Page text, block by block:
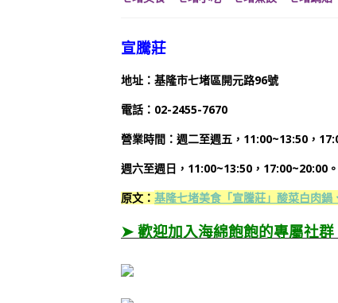
宣騰莊
地址：基隆市七堵區開元路96號
電話：02-2455-7670
營業時間：週二至週五，11:00~13:50，
週六至週日，11:00~13:50，17:00~20:00
原文： 基隆七堵美食「宣騰莊」酸菜白肉
➤ 歡迎加入海綿飽飽的專屬社群